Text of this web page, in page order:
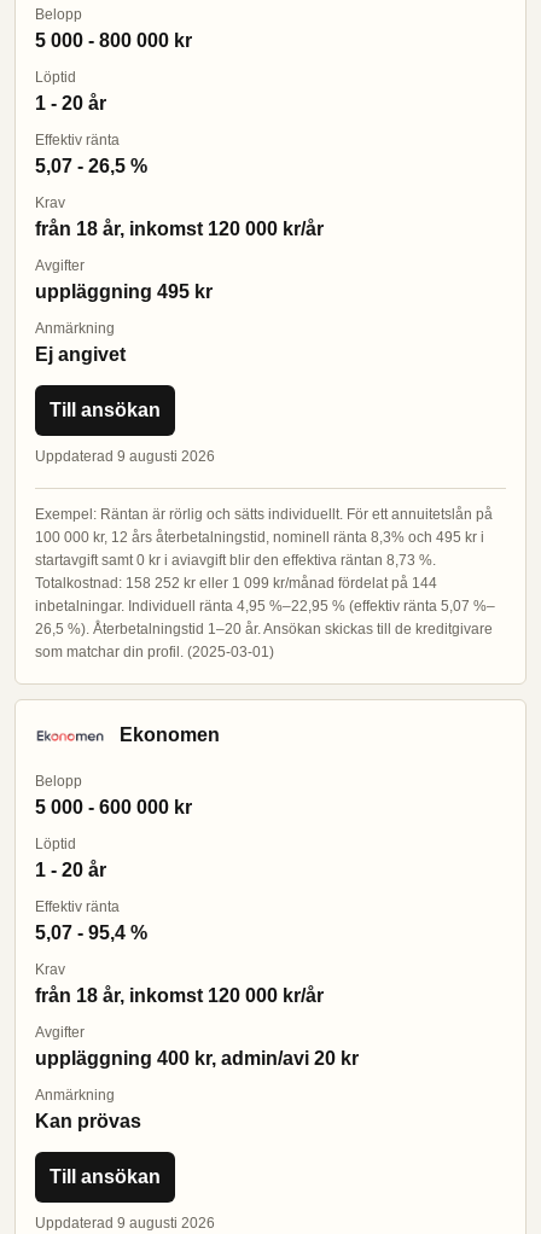
Belopp
5 000 - 800 000 kr
Löptid
1 - 20 år
Effektiv ränta
5,07 - 26,5 %
Krav
från 18 år, inkomst 120 000 kr/år
Avgifter
uppläggning 495 kr
Anmärkning
Ej angivet
Till ansökan
Uppdaterad 9 augusti 2026
Exempel: Räntan är rörlig och sätts individuellt. För ett annuitetslån på
100 000 kr, 12 års återbetalningstid, nominell ränta 8,3% och 495 kr i
startavgift samt 0 kr i aviavgift blir den effektiva räntan 8,73 %.
Totalkostnad: 158 252 kr eller 1 099 kr/månad fördelat på 144
inbetalningar. Individuell ränta 4,95 %–22,95 % (effektiv ränta 5,07 %–
26,5 %). Återbetalningstid 1–20 år. Ansökan skickas till de kreditgivare
som matchar din profil. (2025-03-01)
Ekonomen
Belopp
5 000 - 600 000 kr
Löptid
1 - 20 år
Effektiv ränta
5,07 - 95,4 %
Krav
från 18 år, inkomst 120 000 kr/år
Avgifter
uppläggning 400 kr, admin/avi 20 kr
Anmärkning
Kan prövas
Till ansökan
Uppdaterad 9 augusti 2026